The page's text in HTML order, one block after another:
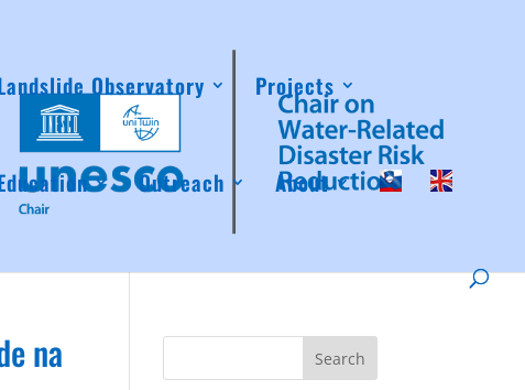
Observatory Projects
Outreach About
na